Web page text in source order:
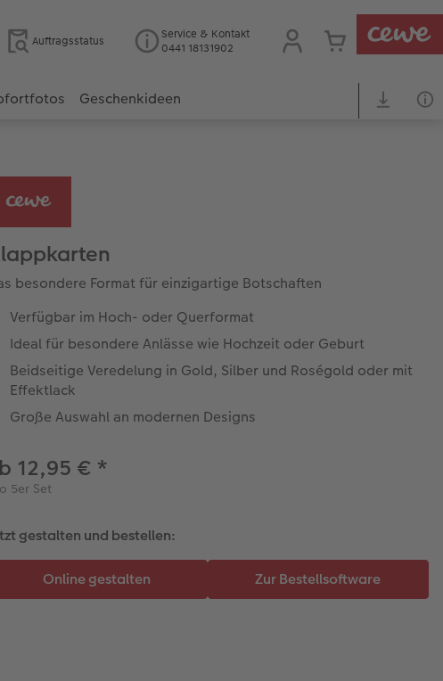
Auftragsstatus
Service & Kontakt
0441 18131902
Geschenkideen
besondere Format für einzigartige Botschaften
Verfügbar im Hoch- oder Querformat
Ideal für besondere Anlässe wie Hochzeit oder Geburt
Beidseitige Veredelung in Gold, Silber und Roségold oder mit
Effektlack
Große Auswahl an modernen Designs
12,95 € *
5er Set
gestalten und bestellen: